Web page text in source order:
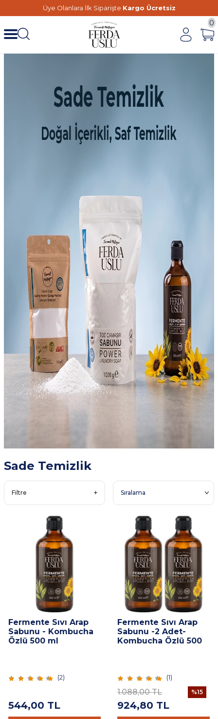
Üye Olanlara İlk Siparişte Kargo Ücretsiz
0
Sade Temizlik
Filtre
Fermente Sıvı Arap
Sabunu - Kombucha
Özlü 500 ml
544,00 TL
(2)
Fermente Sıvı Arap
Sabunu -2 Adet-
Kombucha Özlü 500
1.088,00TL
924,80 TL
%15
(1)